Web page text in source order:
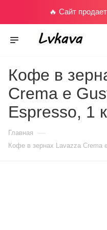
🔥 Сайт
Кофе в
Crema e
Espresso, 1
Главная —
Кофе в зернах Lavazza Crema